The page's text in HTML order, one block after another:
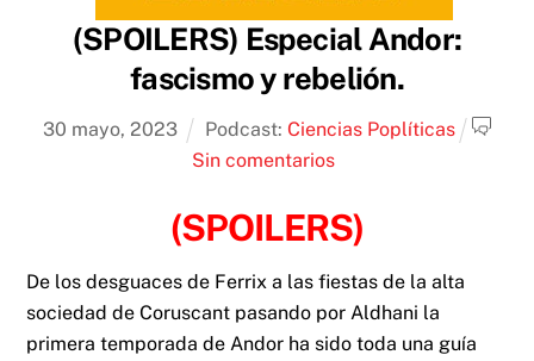
(SPOILERS) Especial Andor:
fascismo y rebelión.
30 mayo, 2023 Podcast: Ciencias Poplíticas
Sin comentarios
(SPOILERS)
De los desguaces de Ferrix a las fiestas de la alta
sociedad de Coruscant pasando por Aldhani la
primera temporada de Andor ha sido toda una guía